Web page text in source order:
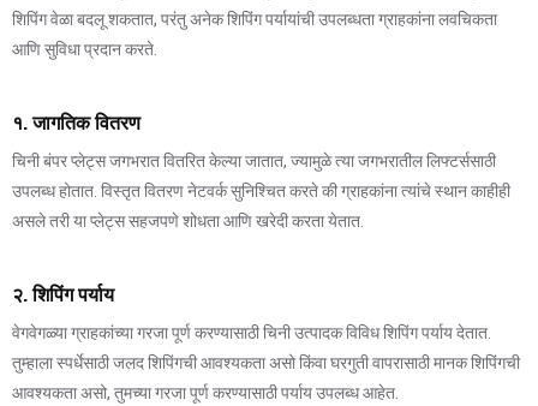
शिपिंग वेळा बदलू शकतात, परंतु अनेक शिपिंग पर्यायांची उपलब्धता ग्राहकांना लवचिकता
आणि सुविधा प्रदान करते.
१. जागतिक वितरण
चिनी बंपर प्लेट्स जगभरात वितरित केल्या जातात, ज्यामुळे त्या जगभरातील लिफ्टर्ससाठी
उपलब्ध होतात. विस्तृत वितरण नेटवर्क सुनिश्चित करते की ग्राहकांना त्यांचे स्थान काहीही
असले तरी या प्लेट्स सहजपणे शोधता आणि खरेदी करता येतात.
२. शिपिंग पर्याय
वेगवेगळ्या ग्राहकांच्या गरजा पूर्ण करण्यासाठी चिनी उत्पादक विविध शिपिंग पर्याय देतात.
तुम्हाला स्पर्धेसाठी जलद शिपिंगची आवश्यकता असो किंवा घरगुती वापरासाठी मानक शिपिंगची
आवश्यकता असो, तुमच्या गरजा पूर्ण करण्यासाठी पर्याय उपलब्ध आहेत.